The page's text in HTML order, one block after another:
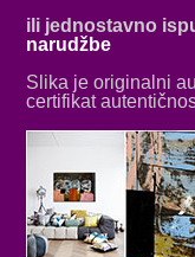
ili jednostavno
narudžbe
Slika je originalni
certifikat